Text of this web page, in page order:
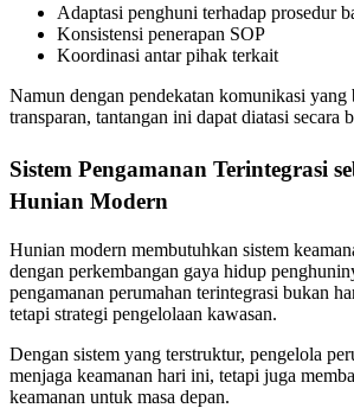
Adaptasi penghuni terhadap prosedur
Konsistensi penerapan SOP
Koordinasi antar pihak terkait
Namun dengan pendekatan komunikasi yang
transparan, tantangan ini dapat diatasi secara
Sistem Pengamanan Terintegrasi
Hunian Modern
Hunian modern membutuhkan sistem
dengan perkembangan gaya hidup
pengamanan perumahan terintegrasi bukan
tetapi strategi pengelolaan kawasan.
Dengan sistem yang terstruktur, pengelola
menjaga keamanan hari ini, tetapi juga
keamanan untuk masa depan.